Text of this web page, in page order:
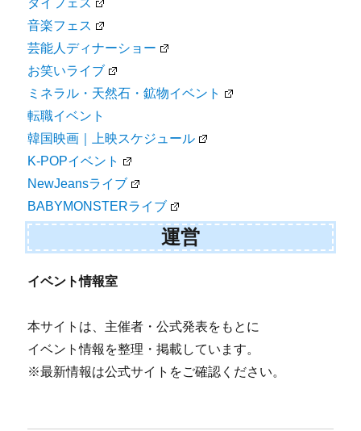
音楽フェス
芸能人ディナーショー
お笑いライブ
ミネラル・天然石・鉱物イベント
転職イベント
韓国映画｜上映スケジュール
K-POPイベント
NewJeansライブ
BABYMONSTERライブ
運営
イベント情報室
本サイトは、主催者・公式発表をもとに
イベント情報を整理・掲載しています。
※最新情報は公式サイトをご確認ください。